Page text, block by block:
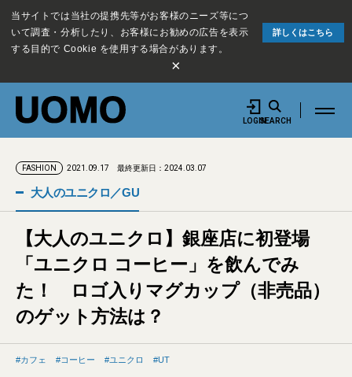
当サイトでは当社の提携先等がお客様のニーズ等につ
いて調査・分析したり、お客様にお勧めの広告を表示
する目的で Cookie を使用する場合があります。
詳しくはこちら
×
LOGINSEARCH
FASHION 2021.09.17 最終更新日：2024.03.07
大人のユニクロ／GU
【大人のユニクロ】銀座店に初登場
「ユニクロ コーヒー」を飲んでみ
た！ ロゴ入りマグカップ（非売品）
のゲット方法は？
カフェ コーヒー ユニクロ UT